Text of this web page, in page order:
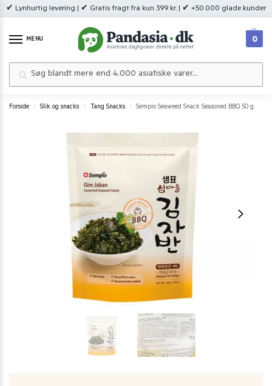
✔ Lynhurtig levering | ✔ Gratis fragt fra kun 399 kr. | ✔ +50.000 glade kunder
MENU 0
Forside / Slik og snacks / Tang Snacks / Sempio Seaweed Snack Seasoned BBQ 50 g.